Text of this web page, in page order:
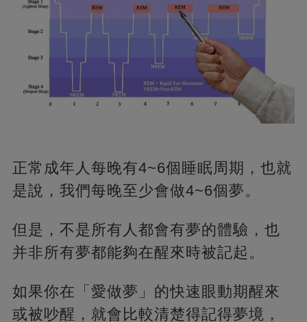
正常成年人每晚有4~6個睡眠周期，也就
是說，我們每晚至少會做4~6個夢。
但是，不是所有人都會有夢的體驗，也
并非所有夢都能夠在醒來時被記起。
如果你在「愛做夢」的快速眼動期醒來
或被吵醒，就會比較清楚得記得夢境，